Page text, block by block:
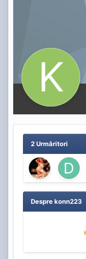
2 Urmăritori
Despre konn223